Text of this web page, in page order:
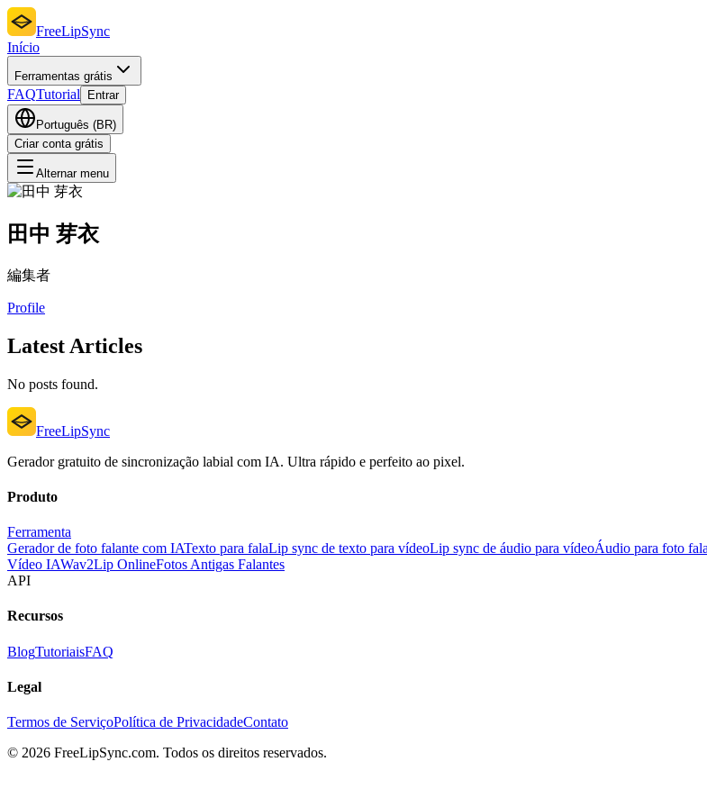
FreeLipSync
Início
Ferramentas grátis
FAQTutorial Entrar
Português (BR)
Criar conta grátis
Alternar menu
田中 芽衣
編集者
Profile
Latest Articles
No posts found.
FreeLipSync
Gerador gratuito de sincronização labial com IA. Ultra rápido e perfeito ao pixel.
Produto
Ferramenta
Gerador de foto falante com IATexto para falaLip sync de texto para vídeoLip sync de áudio para vídeoÁudio para foto
Vídeo IAWav2Lip OnlineFotos Antigas Falantes
API
Recursos
BlogTutoriaisFAQ
Legal
Termos de ServiçoPolítica de PrivacidadeContato
© 2026 FreeLipSync.com. Todos os direitos reservados.